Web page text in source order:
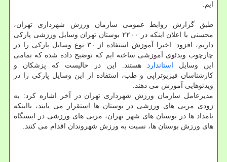
ایم.
طبق گزارش روابط عمومی سازمان ورزش شهرداری تهران،
محسنی با اعلان اینکه در ۲۲۰۰ بوستان تهران وسایل ورزشی پارکی
داریم، افزود: اخیرا آموزش استفاده از ۳۰ نوع وسایل پارکی را در
چارچوب ویدئوی آموزشی ساخته ایم که توضیح داده شده که تمامی
این وسایل
استاندارد هستند. این در حالیست که پزشکان و
کارشناسان فیزیوتراپی و طب، استفاده از این وسایل پارکی را در
ویدئوهایی آموزش می دهند.
مدیرعامل سازمان ورزش شهرداری تهران در آخر اشاره کرد: به
زودی مربی های ورزشی در بوستان ها استقرار می یابند، بااینکه
بامداد ها در بوستان های شهر تهران، مربی های ورزشی در ایستگاه
های ورزش بوستان ها، نسبت به ورزش شهروندان اقدام می کنند.